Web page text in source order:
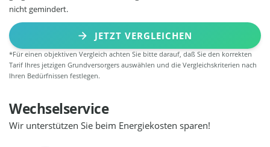
nicht gemindert.
JETZT VERGLEICHEN
*Für einen objektiven Vergleich achten Sie bitte darauf, daß Sie den korrekten
Tarif Ihres jetzigen Grundversorgers auswählen und die Vergleichskriterien nach
Ihren Bedürfnissen festlegen.
Wechselservice
Wir unterstützen Sie beim Energiekosten sparen!